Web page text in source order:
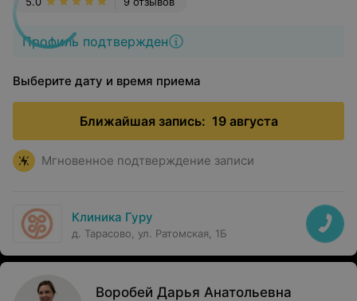
Профиль подтвержден
Выберите дату и время приема
Ближайшая запись: 19 августа
Мгновенное подтверждение записи
Клиника Гуру
д. Тарасово, ул. Ратомская, 1Б
Воробей Дарья Анатольевна